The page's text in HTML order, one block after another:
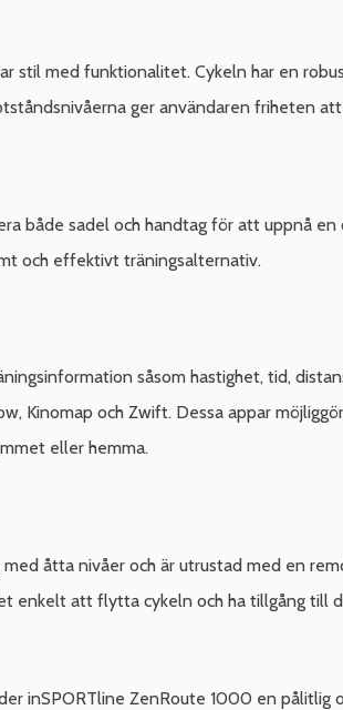
stil med funktionalitet. Cykeln har en
ger användaren friheten
både sadel och handtag för att uppnå
och effektivt träningsalternativ.
såsom hastighet, tid,
Kinomap och Zwift. Dessa appar
eller hemma.
åtta nivåer och är utrustad med en
enkelt att flytta cykeln och ha tillgång till
inSPORTline ZenRoute 1000 en